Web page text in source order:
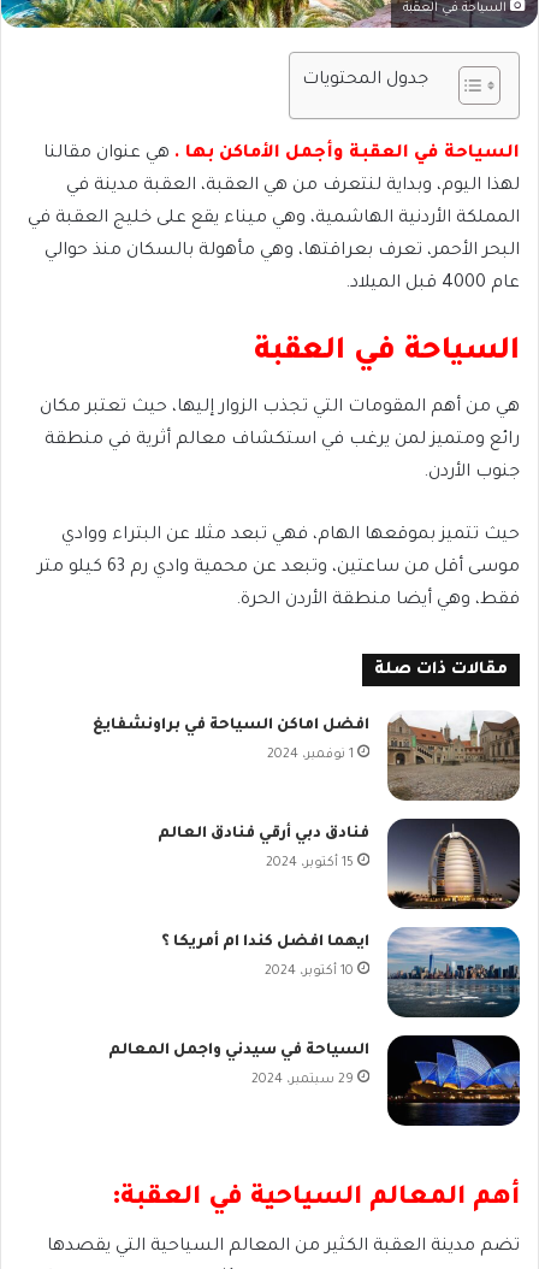
السياحة في العقبة
جدول المحتويات
السياحة في العقبة وأجمل الأماكن بها . هي عنوان مقالنا
لهذا اليوم، وبداية لنتعرف من هي العقبة، العقبة مدينة في
المملكة الأردنية الهاشمية، وهي ميناء يقع على خليج العقبة في
البحر الأحمر، تعرف بعراقتها، وهي مأهولة بالسكان منذ حوالي
عام 4000 قبل الميلاد.
السياحة في العقبة
هي من أهم المقومات التي تجذب الزوار إليها، حيث تعتبر مكان
رائع ومتميز لمن يرغب في استكشاف معالم أثرية في منطقة
جنوب الأردن.
حيث تتميز بموقعها الهام، فهي تبعد مثلا عن البتراء ووادي
موسى أقل من ساعتين، وتبعد عن محمية وادي رم 63 كيلو متر
فقط، وهي أيضا منطقة الأردن الحرة.
مقالات ذات صلة
افضل اماكن السياحة في براونشفايغ
1 نوفمبر، 2024
فنادق دبي أرقي فنادق العالم
15 أكتوبر، 2024
ايهما افضل كندا ام أمريكا ؟
10 أكتوبر، 2024
السياحة في سيدني واجمل المعالم
29 سبتمبر، 2024
أهم المعالم السياحية في العقبة:
تضم مدينة العقبة الكثير من المعالم السياحية التي يقصدها